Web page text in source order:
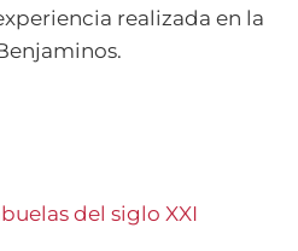
realizada en la